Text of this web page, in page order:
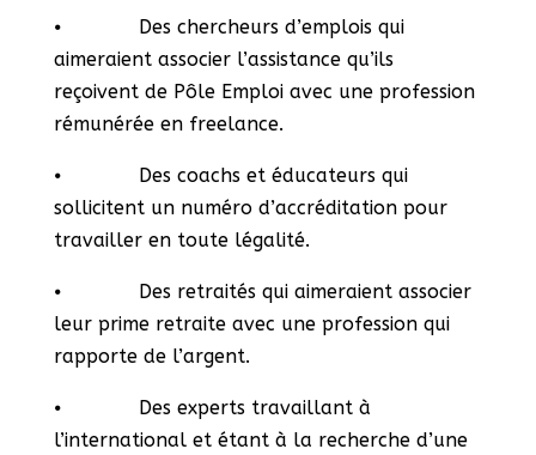
⦁ Des chercheurs d’emplois qui
aimeraient associer l’assistance qu’ils
reçoivent de Pôle Emploi avec une profession
rémunérée en freelance.
⦁ Des coachs et éducateurs qui
sollicitent un numéro d’accréditation pour
travailler en toute légalité.
⦁ Des retraités qui aimeraient associer
leur prime retraite avec une profession qui
rapporte de l’argent.
⦁ Des experts travaillant à
l’international et étant à la recherche d’une